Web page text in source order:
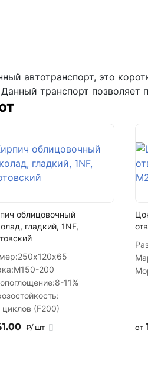
автотранспорт, это
транспорт
облицовочный
гладкий, 1NF,
250х120х65
М150-200
8-11%
циклов (F200)
₽/ шт от